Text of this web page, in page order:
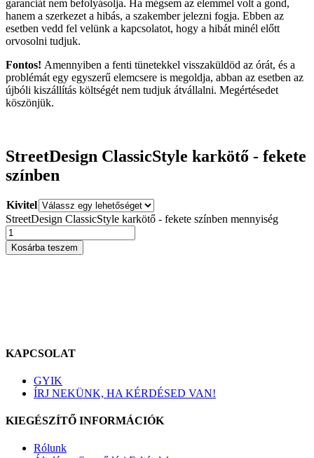
garanciát nem befolyásolja. Ha mégsem az elemmel volt a gond,
hanem a szerkezet a hibás, a szakember jelezni fogja. Ebben az
esetben vedd fel velünk a kapcsolatot, hogy a hibát minél előtt
orvosolni tudjuk.
Fontos! Amennyiben a fenti tünetekkel visszaküldöd az órát, és a
problémát egy egyszerű elemcsere is megoldja, abban az esetben az
újbóli kiszállítás költségét nem tudjuk átvállalni. Megértésedet
köszönjük.
StreetDesign ClassicStyle karkötő - fekete
színben
Kivitel
StreetDesign ClassicStyle karkötő - fekete színben mennyiség
Kosárba teszem
KAPCSOLAT
GYIK
ÍRJ NEKÜNK, HA KÉRDÉSED VAN!
KIEGÉSZÍTŐ INFORMÁCIÓK
Rólunk